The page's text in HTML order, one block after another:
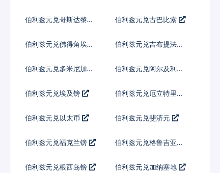
伯利兹元兑哥斯达黎加
伯利兹元兑古巴比索
伯利兹元兑佛得角埃斯
伯利兹元兑吉布提法郎
伯利兹元兑多米尼加比
伯利兹元兑阿尔及利亚
伯利兹元兑埃及镑
伯利兹元兑厄立特里亚
伯利兹元兑以太币 伯利兹元兑斐济元
伯利兹元兑福克兰镑
伯利兹元兑格鲁吉亚拉
伯利兹元兑根西岛镑 伯利兹元兑加纳塞地